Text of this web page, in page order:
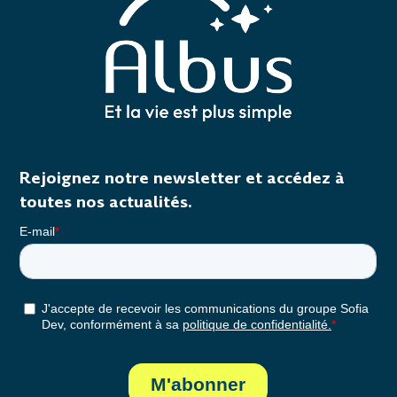
Rejoignez notre newsletter et accédez à
toutes nos actualités.